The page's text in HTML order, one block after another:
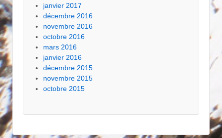
janvier 2017
décembre 2016
novembre 2016
octobre 2016
mars 2016
janvier 2016
décembre 2015
novembre 2015
octobre 2015